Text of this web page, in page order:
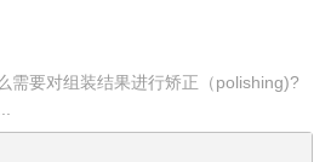
需要对组装结果进行矫正（polishing)?